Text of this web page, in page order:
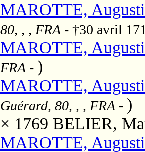
MAROTTE,
80, , , FRA - †30 avril
MAROTTE,
FRA - )
MAROTTE,
Guérard, 80, , , FRA - )
× 1769 BELIER,
MAROTTE,